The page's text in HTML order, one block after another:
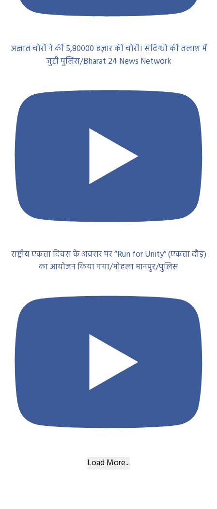
अज्ञात चोरों ने की 5,80000 हज़ार की चोरी। संदिग्धों की तलाश में
जुटी पुलिस/Bharat 24 News Network
राष्ट्रीय एकता दिवस के अवसर पर “Run for Unity” (एकता दौड़)
का आयोजन किया गया/मोहला मानपुर/पुलिस
Load More...